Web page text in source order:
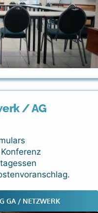
/ AG
GA / NETZWERK